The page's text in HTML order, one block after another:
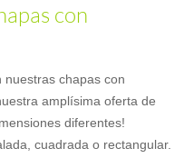
con
nuestras chapas con
amplísima oferta de
diferentes!
cuadrada o rectangular.